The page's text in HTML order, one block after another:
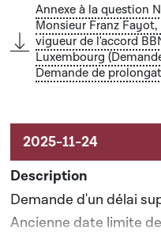
Annexe à la question
Monsieur Franz
vigueur de l'accord
Luxembourg
Demande de
Demande d'un délai
Ancienne date limite